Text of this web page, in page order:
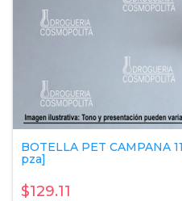
BOTELLA PET CAMPANA
pza]
$129.11